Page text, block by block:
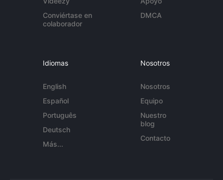
Conviértase en
colaborador
DMCA
Idiomas
English
Español
Português
Deutsch
Más...
Nosotros
Nosotros
Equipo
Nuestro
blog
Contacto